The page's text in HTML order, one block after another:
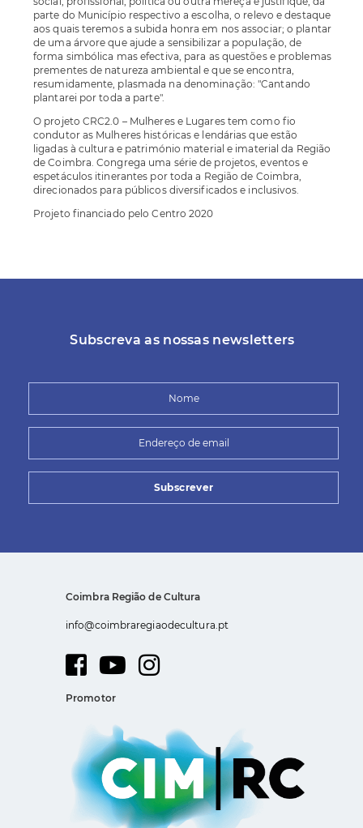
parte do Município respectivo a escolha, o relevo e destaque
aos quais teremos a subida honra em nos associar; o plantar
de uma árvore que ajude a sensibilizar a população, de
forma simbólica mas efectiva, para as questões e problemas
prementes de natureza ambiental e que se encontra,
resumidamente, plasmada na denominação: "Cantando
plantarei por toda a parte".
O projeto CRC2.0 – Mulheres e Lugares tem como fio
condutor as Mulheres históricas e lendárias que estão
ligadas à cultura e património material e imaterial da Região
de Coimbra. Congrega uma série de projetos, eventos e
espetáculos itinerantes por toda a Região de Coimbra,
direcionados para públicos diversificados e inclusivos.
Projeto financiado pelo Centro 2020
Subscreva as nossas newsletters
Subscrever
Coimbra Região de Cultura
info@coimbraregiaodecultura.pt
Promotor